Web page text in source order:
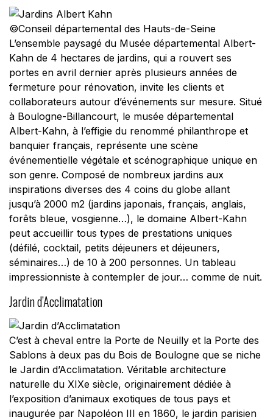
©Conseil départemental des Hauts-de-Seine
L’ensemble paysagé du Musée départemental Albert-
Kahn de 4 hectares de jardins, qui a rouvert ses
portes en avril dernier après plusieurs années de
fermeture pour rénovation, invite les clients et
collaborateurs autour d’événements sur mesure. Situé
à Boulogne-Billancourt, le musée départemental
Albert-Kahn, à l’effigie du renommé philanthrope et
banquier français, représente une scène
événementielle végétale et scénographique unique en
son genre. Composé de nombreux jardins aux
inspirations diverses des 4 coins du globe allant
jusqu’à 2000 m2 (jardins japonais, français, anglais,
forêts bleue, vosgienne…), le domaine Albert-Kahn
peut accueillir tous types de prestations uniques
(défilé, cocktail, petits déjeuners et déjeuners,
séminaires…) de 10 à 200 personnes. Un tableau
impressionniste à contempler de jour… comme de nuit.
Jardin d’Acclimatation
C’est à cheval entre la Porte de Neuilly et la Porte des
Sablons à deux pas du Bois de Boulogne que se niche
le Jardin d’Acclimatation. Véritable architecture
naturelle du XIXe siècle, originairement dédiée à
l’exposition d’animaux exotiques de tous pays et
inaugurée par Napoléon III en 1860, le jardin parisien